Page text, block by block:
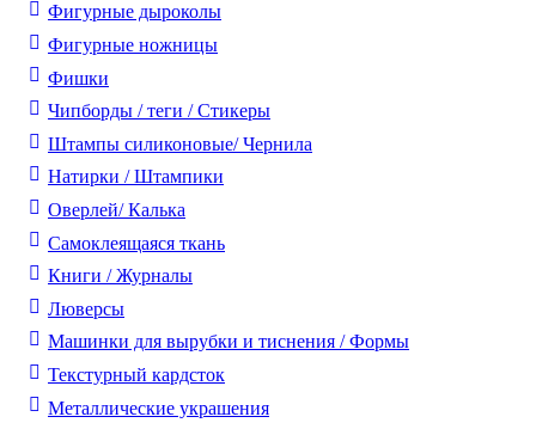
Фигурные дыроколы
Фигурные ножницы
Фишки
Чипборды / теги / Стикеры
Штампы силиконовые/ Чернила
Натирки / Штампики
Оверлей/ Калька
Самоклеящаяся ткань
Книги / Журналы
Люверсы
Машинки для вырубки и тиснения / Формы
Текстурный кардсток
Металлические украшения